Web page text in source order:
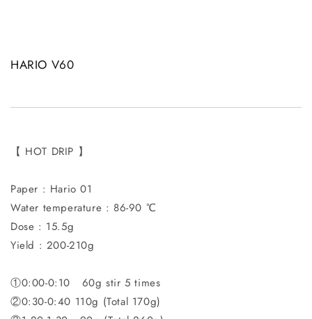
HARIO V60
【 HOT DRIP 】
Paper : Hario 01
Water temperature : 86-90 ℃
Dose : 15.5g
Yield : 200-210g
①0:00-0:10 60g stir 5 times
②0:30-0:40 110g (Total 170g)